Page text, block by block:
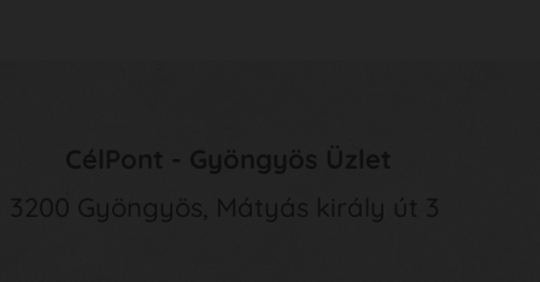
3200 Gyöngyös, Mátyás király út 3